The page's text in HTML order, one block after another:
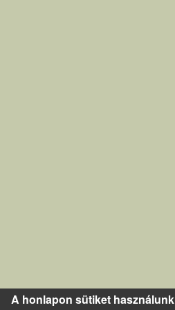
A honlapon sütiket használunk